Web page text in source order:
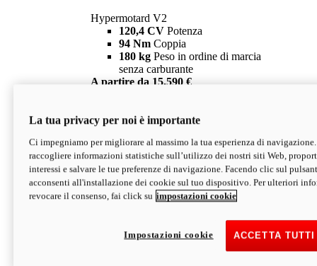
Hypermotard V2
120,4 CV Potenza
94 Nm Coppia
180 kg Peso in ordine di marcia
senza carburante
A partire da 15.590 €
V2 SP
Hypermotard V2 SP
120,4 CVPotenza
94 NmCoppia
177 kgPeso in ordine di marcia
senza carburante
Depotenziata 35 kW: 18.890 € i
configura scopri di più
La tua privacy per noi è importante
Ci impegniamo per migliorare al massimo la tua esperienza di
raccogliere informazioni statistiche sull’utilizzo dei nostri siti Web,
interessi e salvare le tue preferenze di navigazione. Facendo clic sul
acconsenti all'installazione dei cookie sul tuo dispositivo. Per ulteriori
revocare il consenso, fai click su impostazioni cookie
ACCETTA
Impostazioni cookie